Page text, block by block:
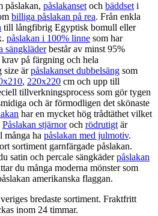
påslakan, påslakanset och bäddset i
billiga påslakan på rea. Från enkla
till långfibrig Egyptisk bomull eller
påslakan i 100% linne som har
sängkläderbestår av minst 95%
på färgning och hela
size ärpåslakanset dubbelsäng som
, 220x220 cm och upp till
tillverkningsprocess som gör tygen
och är förmodligen det skönaste
har en mycket hög trådtäthet vilket
Påslakan stjärnoroch rödrutigt är
många ha påslakan med julmotiv.
sortiment garnfärgade påslakan.
satin och percale sängkäderpåslakan
du många moderna mönster som
amerikanska flaggan.
bredaste sortiment. Fraktfritt
inom 24 timmar.